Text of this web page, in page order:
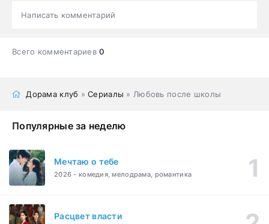
Написать комментарий
Всего комментариев0
Дорама клуб »Сериалы » Любовь после школы
Популярные за неделю
Мечтаю о тебе
2026 - комедия, мелодрама, романтика
Расцвет власти